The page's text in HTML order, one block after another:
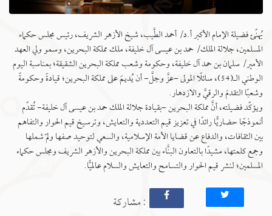
يُهنِّئ فضيلة الإمام الأكبر أ.د/ أحمد الطَّيب، شيخ الأزهر الشريف، رئيس مجلس حكماء
المسلمين، جلالة الملك/ حمد بن عيسى آل خليفة، ملك مملكة البحرين، وسمو ولي العهد
الأمير/ سلمان بن حمد آل خليفة، وحكومة وشعب مملكة البحرين الشقيقة؛ بمناسبة اليوم
الوطني الـ(54)، سائلًا المولى -عزَّ وجلَّ- أن يُديمَ على مملكة البحرين؛ قيادةً وحكومةً
وشعبًا التقدمَ والرقيَّ والازدهار.
ويؤكِّد فضيلته، أنَّ مملكة البحرين -بقيادة جلالة الملك حمد بن عيسى آل خليفة- تُقدِّم
أنموذجًا حضاريًّا رائدًا في تعزيز قيم التعددية والتعايش، وترسيخ قيم الحوار والتفاهم
بين الثقافات، والدفاع عن قضايا الأمة الإسلامية، والسعي لتوحيد صفها ولمِّ شملها
وجمع كلمتها، مشيدًا بالتعاون البنَّاء بين مملكة البحرين والأزهر الشريف ومجلس حكماء
المسلمين؛ لنشر قيم الحوار والتسامح والتعايش والسلام عالميًّا.
: مشاركة